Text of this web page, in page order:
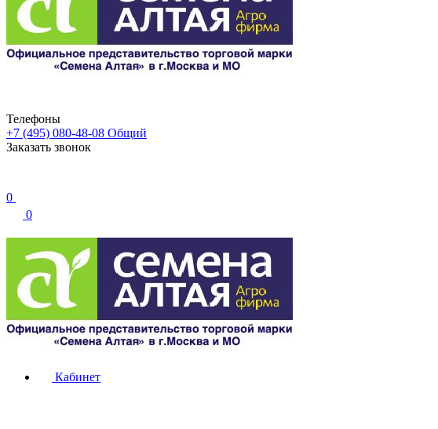
Телефоны
+7 (495) 080-48-08 Общий
Заказать звонок
0
0
Кабинет